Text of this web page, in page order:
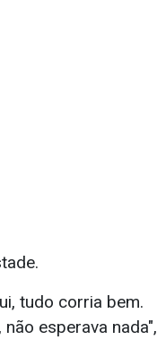
tudo corria bem.
esperava nada",